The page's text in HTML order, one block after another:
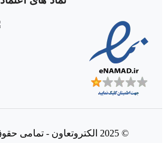
© 2025 الکتروتعاون - تمامی حقوق محفوظ است.